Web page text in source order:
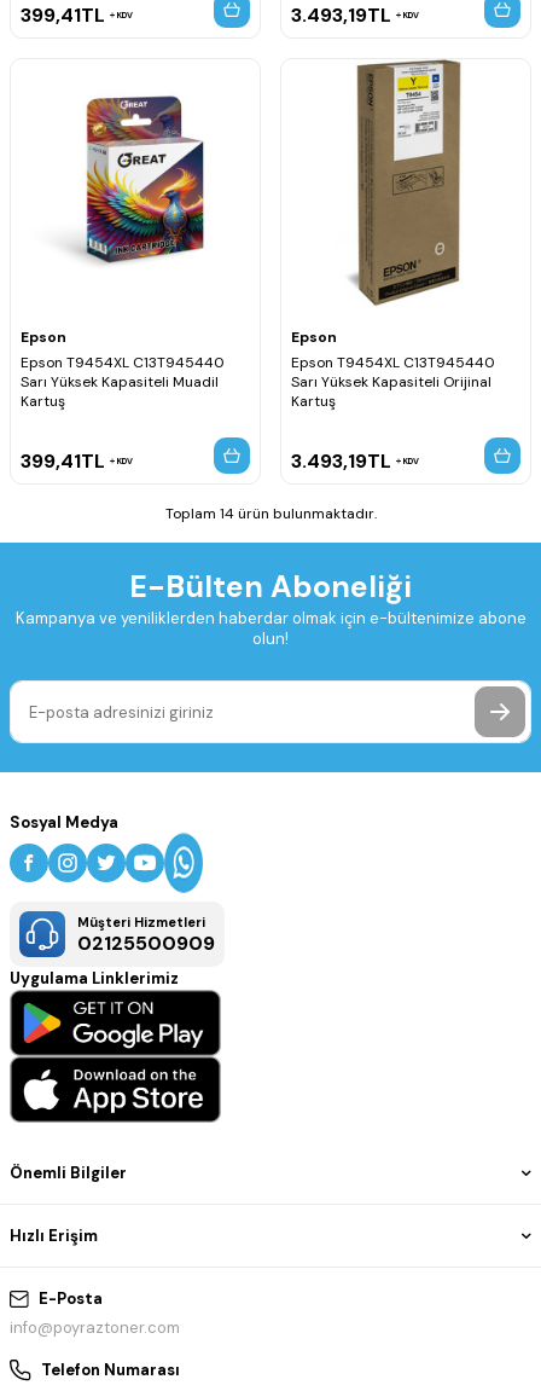
399,41TL KDV 3.493,19TL KDV
Epson
Epson T9454XL C13T945440
Sarı Yüksek Kapasiteli Muadil
Kartuş
399,41TL KDV
Epson
Epson T9454XL C13T945440
Sarı Yüksek Kapasiteli Orijinal
Kartuş
3.493,19TL KDV
Toplam 14 ürün bulunmaktadır.
E-Bülten Aboneliği
Kampanya ve yeniliklerden haberdar olmak için e-bültenimize abone
olun!
E-Posta
info@poyraztoner.com
Telefon Numarası
Önemli Bilgiler
Hızlı Erişim
Sosyal Medya
Müşteri Hizmetleri
02125500909
Uygulama Linklerimiz